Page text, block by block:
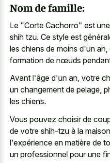
Nom de famille:
Le "Corte Cachorro" est une
shih tzu. Ce style est
les chiens de moins d'un an,
formation de nœuds
Avant l'âge d'un an, votre
un changement de pelage,
les chiens.
Vous pouvez choisir de
de votre shih-tzu à la
l'expérience en matière de
un professionnel pour une